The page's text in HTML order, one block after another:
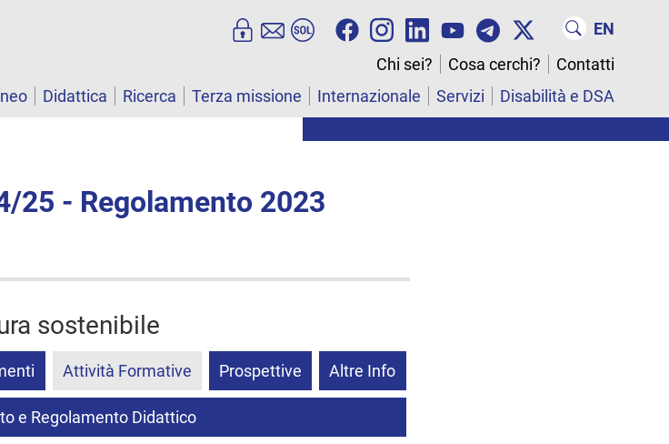
EN
Chi sei?
Cosa cerchi?
Contatti
Didattica Ricerca Terza missione Internazionale Servizi Disabilità e DSA
25 - Regolamento 2023
sostenibile
Attività Formative Prospettive Altre Info
e Regolamento Didattico